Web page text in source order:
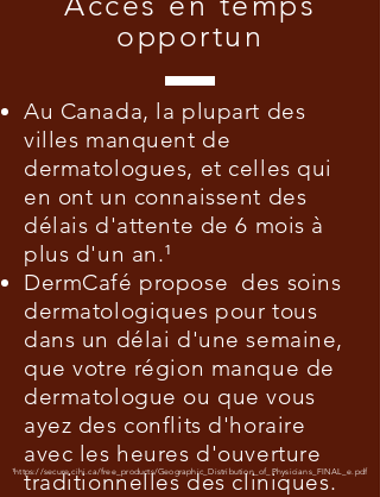
opportun
Au Canada, la plupart des
villes manquent de
dermatologues, et celles qui
en ont un connaissent des
délais d'attente de 6 mois à
plus d'un an.¹
DermCafé propose des soins
dermatologiques pour tous
dans un délai d'une semaine,
que votre région manque de
dermatologue ou que vous
ayez des conflits d'horaire
avec les heures d'ouverture
traditionnelles des cliniques.
¹https://secure.cihi.ca/free_products/Geographic_Distribution_of_Physicians_FINAL_e.pdf